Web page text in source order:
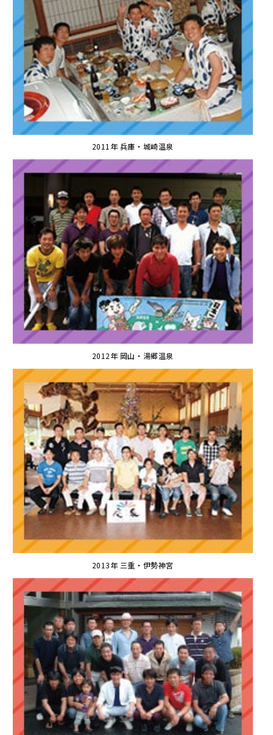
2011年 兵庫・城崎温泉
2012年 岡山・湯郷温泉
2013年 三重・伊勢神宮